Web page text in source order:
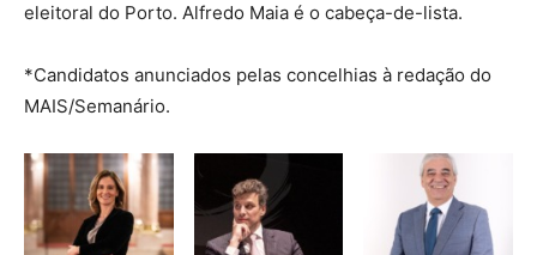
eleitoral do Porto. Alfredo Maia é o cabeça-de-lista.
*Candidatos anunciados pelas concelhias à redação do
MAIS/Semanário.